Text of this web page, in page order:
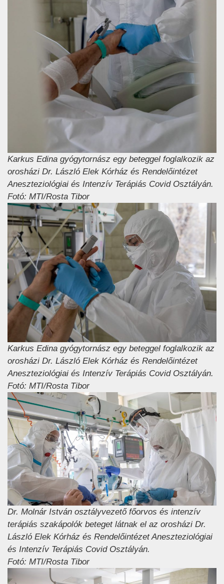
Karkus Edina gyógytornász egy beteggel foglalkozik az
orosházi Dr. László Elek Kórház és Rendelőintézet
Aneszteziológiai és Intenzív Terápiás Covid Osztályán.
Fotó: MTI/Rosta Tibor
Karkus Edina gyógytornász egy beteggel foglalkozik az
orosházi Dr. László Elek Kórház és Rendelőintézet
Aneszteziológiai és Intenzív Terápiás Covid Osztályán.
Fotó: MTI/Rosta Tibor
Dr. Molnár István osztályvezető főorvos és intenzív
terápiás szakápolók beteget látnak el az orosházi Dr.
László Elek Kórház és Rendelőintézet Aneszteziológiai
és Intenzív Terápiás Covid Osztályán.
Fotó: MTI/Rosta Tibor